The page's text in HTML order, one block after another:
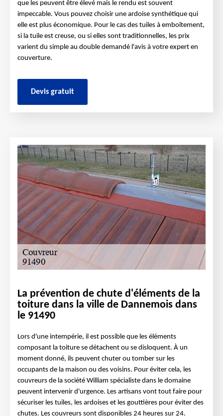
que les peuvent être élevé mais le rendu est souvent
impeccable. Vous pouvez choisir une ardoise synthétique qui
elle est plus économique. Pour le cas des tuiles à emboîtement,
si la tuile est creuse, ou si elles sont traditionnelles, les prix
varient du simple au double demandé l'avis à votre expert en
couverture.
Devis gratuit
La prévention de chute d'éléments de la
toiture dans la ville de Dannemois dans
le 91490
Lors d'une intempérie, il est possible que les éléments
composant la toiture se détachent ou se disloquent. À un
moment donné, ils peuvent chuter ou tomber sur les
occupants de la maison ou des voisins. Pour éviter cela, les
couvreurs de la société William spécialiste dans le domaine
peuvent intervenir d'urgence. Les artisans vont tout faire pour
sécuriser les tuiles, les ardoises et les gouttières pour éviter des
chutes. Les couvreurs sont disponibles 24 heures sur 24.